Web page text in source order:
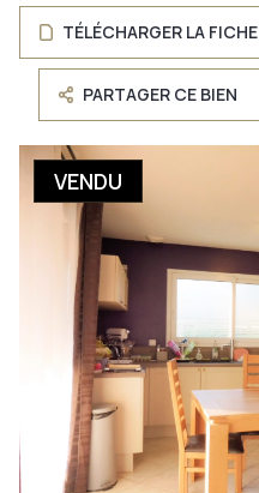
TÉLÉCHARGER LA FICHE
PARTAGER CE BIEN
VENDU